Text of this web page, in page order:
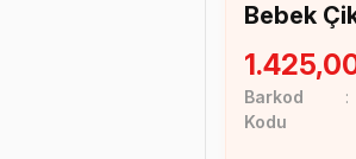
Bebek
Barkod
Kodu